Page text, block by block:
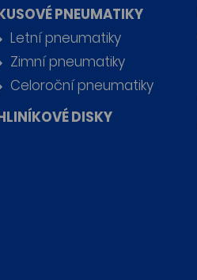
PNEUMATIKY
Letní pneumatiky
Zimní pneumatiky
Celoroční pneumatiky
DISKY